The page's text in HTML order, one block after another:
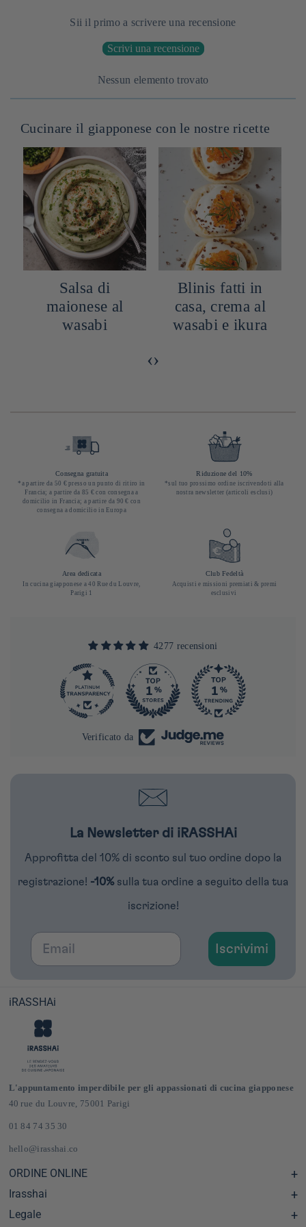
Sii il primo a scrivere una recensione
Scrivi una recensione
Nessun elemento trovato
Cucinare il giapponese con le nostre ricette
Salsa di
maionese al
wasabi
Blinis fatti in
casa, crema al
wasabi e ikura
‹›
Consegna gratuita
*a partire da 50 € presso un punto di ritiro in
Francia; a partire da 85 € con consegna a
domicilio in Francia; a partire da 90 € con
consegna a domicilio in Europa
Riduzione del 10%
*sul tuo prossimo ordine iscrivendoti alla
nostra newsletter (articoli esclusi)
Area dedicata
In cucina giapponese a 40 Rue du Louvre,
Parigi 1
Club Fedeltà
Acquisti e missioni premiati & premi
esclusivi
4277 recensioni
4277 290
Verificato da
La Newsletter di iRASSHAi
Approfitta del 10% di sconto sul tuo ordine dopo la
registrazione! -10% sulla tua ordine a seguito della tua
iscrizione!
Email
Iscrivimi
iRASSHAi
L'appuntamento imperdibile per gli appassionati di cucina giapponese
40 rue du Louvre, 75001 Parigi
01 84 74 35 30
hello@irasshai.co
ORDINE ONLINE
Centro assistenza e Domande frequenti
Consegna e spese di spedizione in Francia e in Europa
Irasshai
Orari di apertura al numero 40 di rue du Louvre, Parigi
Legale